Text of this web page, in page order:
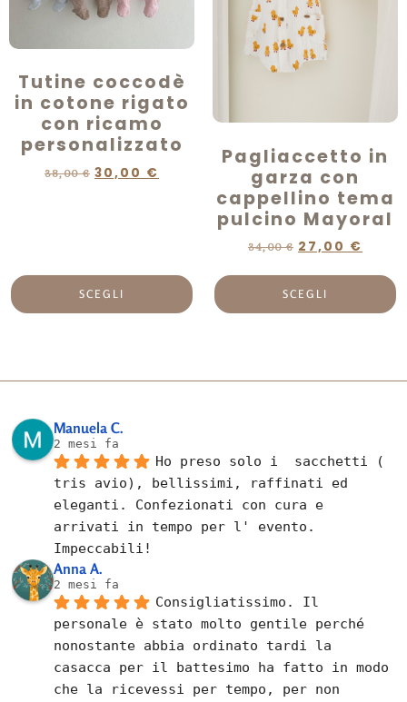
Tutine coccodè
in cotone rigato
con ricamo
personalizzato
38,00€ 30,00 €
SCEGLI
Pagliaccetto in
garza con
cappellino tema
pulcino Mayoral
34,00€ 27,00 €
SCEGLI
Manuela C.
2 mesi fa
Ho preso solo i  sacchetti (
tris avio), bellissimi, raffinati ed
eleganti. Confezionati con cura e
arrivati in tempo per l' evento.
Impeccabili!
Anna A.
2 mesi fa
Consigliatissimo. Il
personale è stato molto gentile perché
nonostante abbia ordinato tardi la
casacca per il battesimo ha fatto in modo
che la ricevessi per tempo, per non